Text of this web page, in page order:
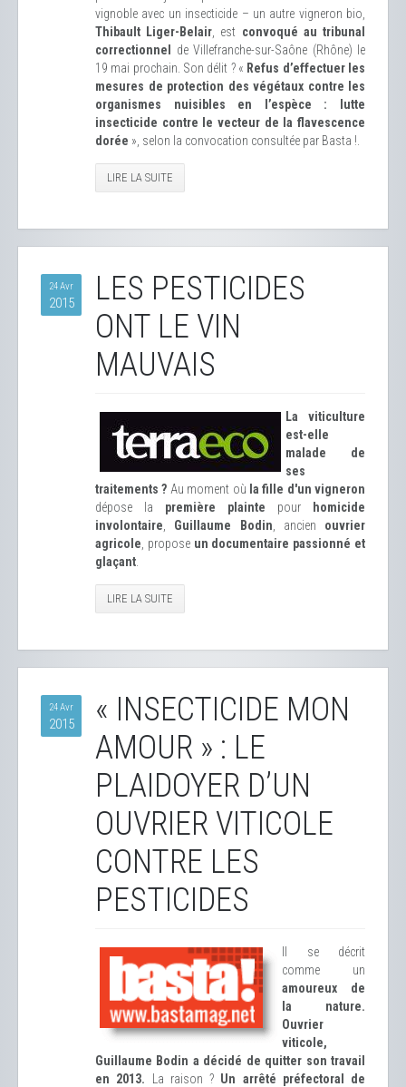
vignoble avec un insecticide – un autre vigneron bio,
Thibault Liger-Belair , est convoqué au tribunal
correctionnel
de Villefranche-sur-Saône (Rhône) le
19 mai prochain. Son délit ? « Refus d’effectuer les
mesures de protection des végétaux contre les
organismes nuisibles en l’espèce : lutte
insecticide contre le vecteur de la flavescence
dorée », selon la convocation consultée par Basta !.
LIRE LA SUITE
24 Avr
2015
LES PESTICIDES
ONT LE VIN
MAUVAIS
La viticulture
est-elle
malade de
ses
traitements ? Au moment où la fille d'un vigneron
dépose la première plainte pour
homicide
involontaire
Guillaume Bodin , ancien ouvrier
agricole , propose un documentaire passionné et
glaçant
LIRE LA SUITE
24 Avr
2015
« INSECTICIDE MON
AMOUR » : LE
PLAIDOYER D’UN
OUVRIER VITICOLE
CONTRE LES
PESTICIDES
Il se décrit
comme un
amoureux de
la nature.
Ouvrier
viticole,
Guillaume Bodin a décidé de quitter son travail
en 2013. La raison ? Un arrêté préfectoral de